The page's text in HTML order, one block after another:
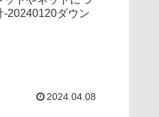
-20240120ダウン
2024.04.08